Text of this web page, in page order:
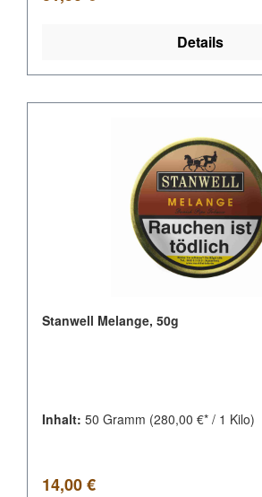
Details
Stanwell Melange, 50g
Inhalt: 50 Gramm (280,00 €* / 1 Kilo)
Regulärer Preis:
14,00 €